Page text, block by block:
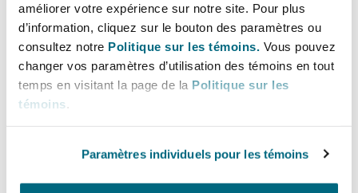
améliorer votre expérience sur notre site. Pour plus
d’information, cliquez sur le bouton des paramètres ou
consultez notre Politique sur les témoins. Vous pouvez
changer vos paramètres d’utilisation des témoins en tout
temps en visitant la page de la Politique sur les
témoins
Paramètres individuels pour les témoins
Satellites et espace
Risques politiques et crédit
Responsabilité du fabricant
Assurance biens
Bator
York
County
When can a previously time barred claim under the